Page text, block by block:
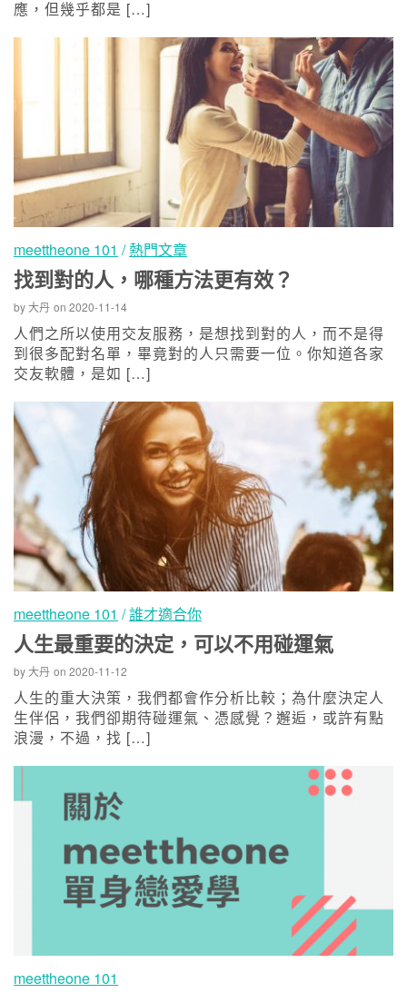
應，但幾乎都是 […]
meettheone 101 /熱門文章
找到對的人，哪種方法更有效？
by大丹 on 2020-11-14
人們之所以使用交友服務，是想找到對的人，而不是得
到很多配對名單，畢竟對的人只需要一位。你知道各家
交友軟體，是如 […]
meettheone 101 /誰才適合你
人生最重要的決定，可以不用碰運氣
by大丹 on 2020-11-12
人生的重大決策，我們都會作分析比較；為什麼決定人
生伴侶，我們卻期待碰運氣、憑感覺？邂逅，或許有點
浪漫，不過，找 […]
meettheone 101